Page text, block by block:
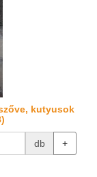
kutyusok
db +